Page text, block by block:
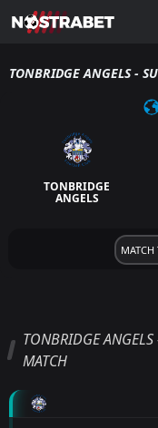
TONBRIDGE ANGELS -
TONBRIDGE
ANGELS
MATCH
TONBRIDGE
MATCH